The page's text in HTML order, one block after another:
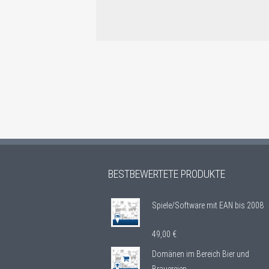
BESTBEWERTETE PRODUKTE
Spiele/Software mit EAN bis 2008
49,00 €
Domänen im Bereich Bier und